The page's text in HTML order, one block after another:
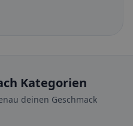
Kategorien
deinen Geschmack